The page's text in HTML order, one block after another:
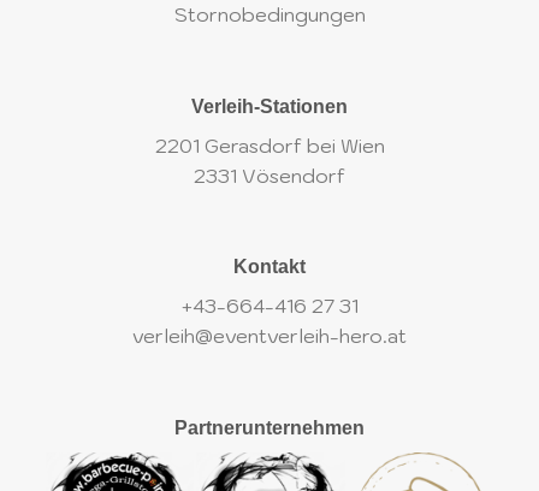
Stornobedingungen
Verleih-Stationen
2201 Gerasdorf bei Wien
2331 Vösendorf
Kontakt
+43-664-416 27 31
verleih@eventverleih-hero.at
Partnerunternehmen